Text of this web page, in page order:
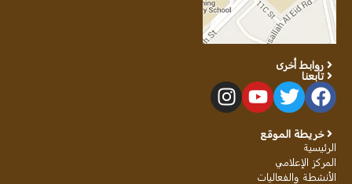
خريطة الموقع
الرئيسية
المركز الإعلامي
الأنشطة والفعاليات
روابط أخرى
تابعنا